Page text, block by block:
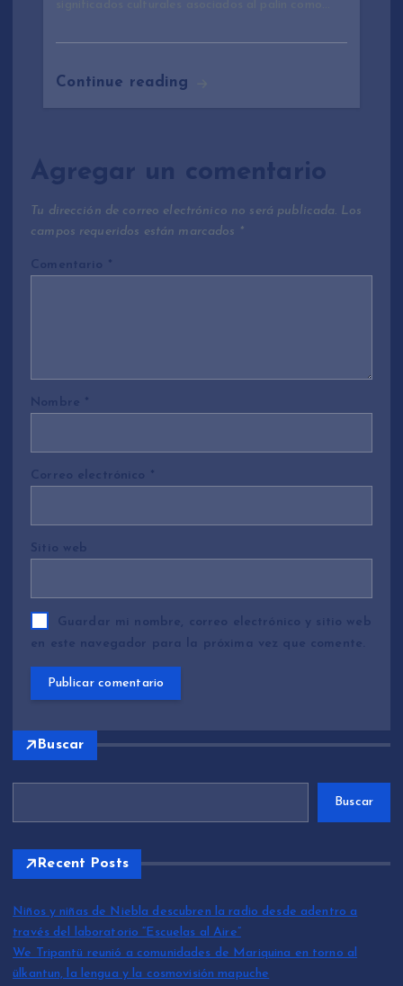
Continue reading
Agregar un comentario
Tu dirección de correo electrónico no será publicada. Los
campos requeridos están marcados *
Comentario *
Nombre *
Correo electrónico *
Sitio web
Guardar mi nombre, correo electrónico y sitio web
en este navegador para la próxima vez que comente.
Buscar
Buscar
Recent Posts
Niños y niñas de Niebla descubren la radio desde adentro a
través del laboratorio “Escuelas al Aire”
We Tripantü reunió a comunidades de Mariquina en torno al
ülkantun, la lengua y la cosmovisión mapuche